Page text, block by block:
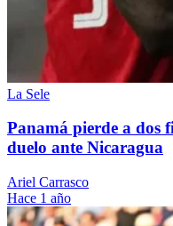
La Sele
Panamá pierde a dos
duelo ante Nicaragua
Ariel Carrasco
Hace 1 año